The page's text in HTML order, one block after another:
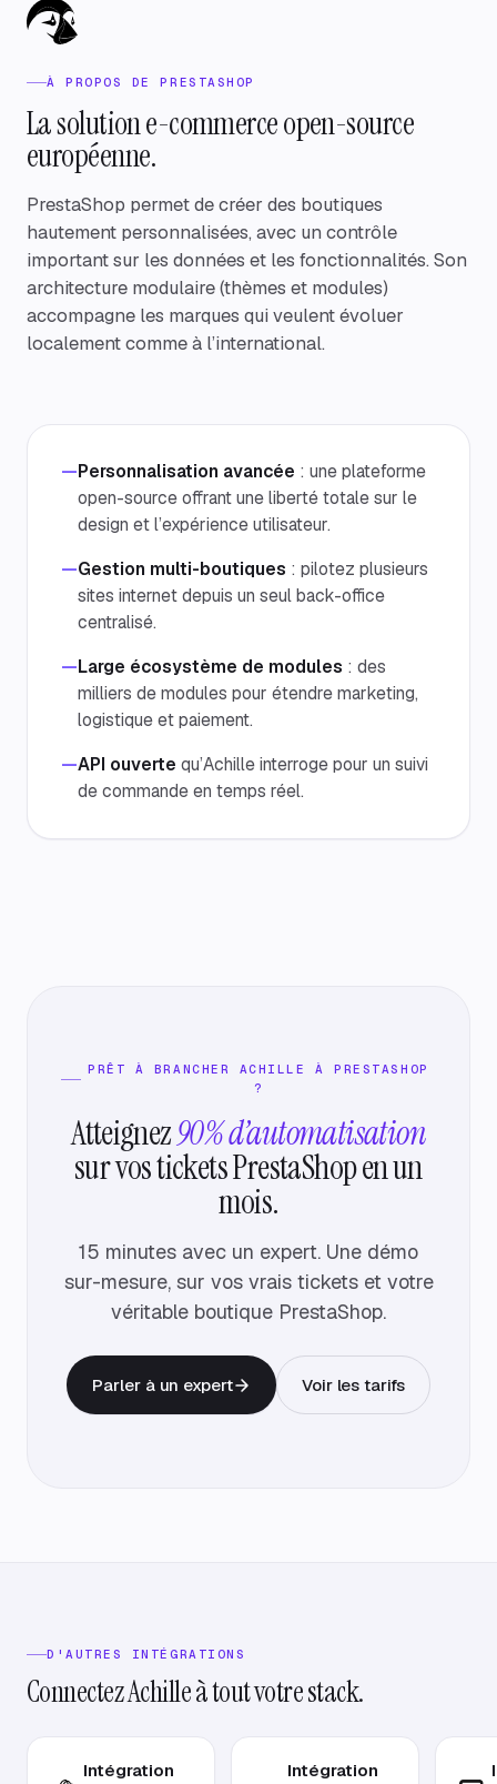
À PROPOS DE PRESTASHOP
La solution e-commerce open-source
européenne.
PrestaShop permet de créer des boutiques
hautement personnalisées, avec un contrôle
important sur les données et les fonctionnalités. Son
architecture modulaire (thèmes et modules)
accompagne les marques qui veulent évoluer
localement comme à l’international.
—Personnalisation avancée : une plateforme
open-source offrant une liberté totale sur le
design et l’expérience utilisateur.
—Gestion multi-boutiques : pilotez plusieurs
sites internet depuis un seul back-office
centralisé.
—Large écosystème de modules : des
milliers de modules pour étendre marketing,
logistique et paiement.
—API ouverte qu’Achille interroge pour un suivi
de commande en temps réel.
PRÊT À BRANCHER ACHILLE À PRESTASHOP
?
Atteignez90% d’automatisation
sur vos tickets PrestaShop en un
mois.
15 minutes avec un expert. Une démo
sur-mesure, sur vos vrais tickets et votre
véritable boutique PrestaShop.
Parler à un expert Voir les tarifs
D'AUTRES INTÉGRATIONS
Connectez Achille à tout votre stack.
Intégration Intégration